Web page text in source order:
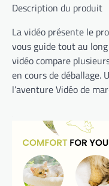
Description du produit
La vidéo présente le
vous guide tout au
vidéo compare
en cours de déballage.
l’aventure Vidéo de